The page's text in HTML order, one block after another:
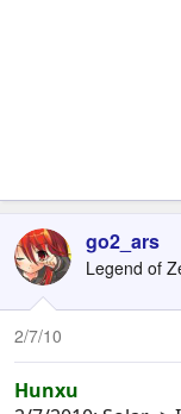
go2_ars
Legend of
2/7/10
Hunxu